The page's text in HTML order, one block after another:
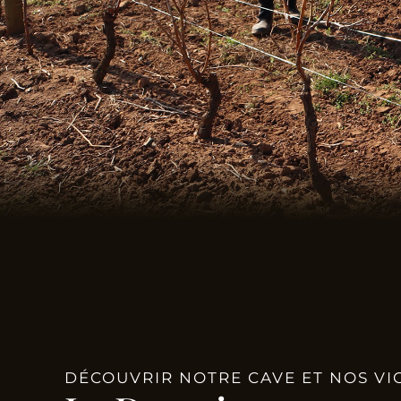
DÉCOUVRIR NOTRE CAVE ET NOS